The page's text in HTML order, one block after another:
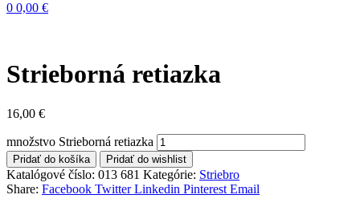
0 0,00 €
Strieborná retiazka
16,00 €
množstvo Strieborná retiazka
Pridať do košíka Pridať do wishlist
Katalógové číslo: 013 681 Kategórie: Striebro
Share: Facebook Twitter Linkedin Pinterest Email